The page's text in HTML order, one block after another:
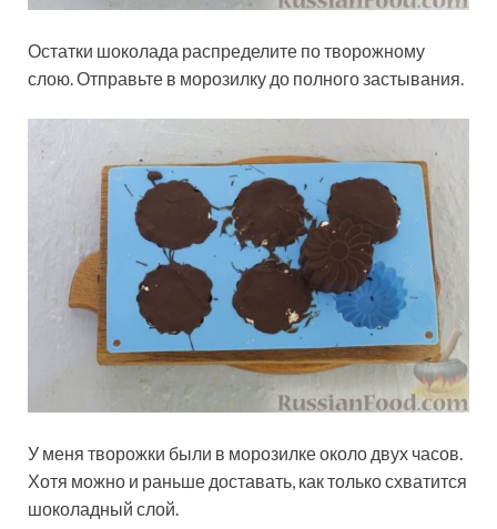
Остатки шоколада распределите по творожному
слою. Отправьте в морозилку до полного застывания.
У меня творожки были в морозилке около двух часов.
Хотя можно и раньше доставать, как только схватится
шоколадный слой.